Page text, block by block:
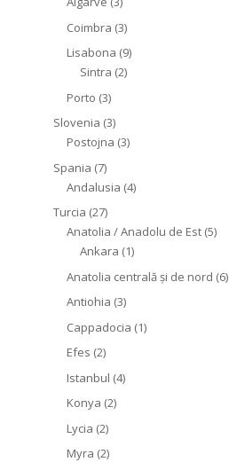
Coimbra (3)
Lisabona (9)
Sintra (2)
Porto (3)
Slovenia (3)
Postojna (3)
Spania (7)
Andalusia (4)
Turcia (27)
Anatolia / Anadolu de Est(5)
Ankara (1)
Anatolia centrală și de nord (6)
Antiohia (3)
Cappadocia (1)
Efes (2)
Istanbul (4)
Konya (2)
Lycia (2)
Myra (2)